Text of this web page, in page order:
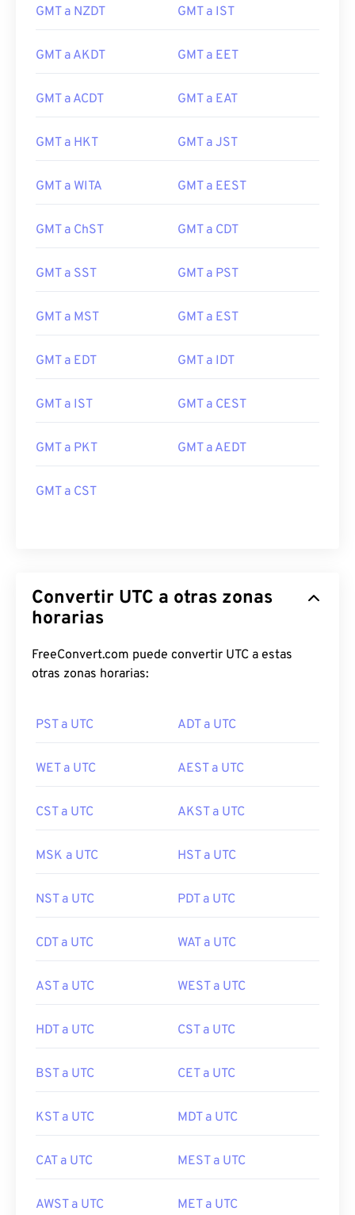
GMT a NZDT GMT a IST
GMT a AKDT GMT a EET
GMT a ACDT GMT a EAT
GMT a HKT GMT a JST
GMT a WITA GMT a EEST
GMT a ChST GMT a CDT
GMT a SST GMT a PST
GMT a MST GMT a EST
GMT a EDT GMT a IDT
GMT a IST GMT a CEST
GMT a PKT GMT a AEDT
GMT a CST
Convertir UTC a otras zonas
horarias
FreeConvert.com puede convertir UTC a estas
otras zonas horarias:
PST a UTC ADT a UTC
WET a UTC AEST a UTC
CST a UTC AKST a UTC
MSK a UTC HST a UTC
NST a UTC PDT a UTC
CDT a UTC WAT a UTC
AST a UTC WEST a UTC
HDT a UTC CST a UTC
BST a UTC CET a UTC
KST a UTC MDT a UTC
CAT a UTC MEST a UTC
AWST a UTC MET a UTC